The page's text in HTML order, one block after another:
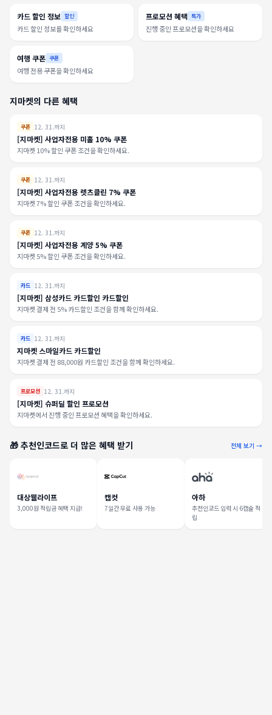
카드 할인 정보 할인
카드 할인 정보를 확인하세요
프로모션 혜택 특가
진행 중인 프로모션을 확인하세요
여행 쿠폰 쿠폰
여행 전용 쿠폰을 확인하세요
지마켓의 다른 혜택
쿠폰 12. 31.까지
[지마켓] 사업자전용 미홀 10% 쿠폰
지마켓 10% 할인 쿠폰 조건을 확인하세요.
쿠폰 12. 31.까지
[지마켓] 사업자전용 렛츠클린 7% 쿠폰
지마켓 7% 할인 쿠폰 조건을 확인하세요.
쿠폰 12. 31.까지
[지마켓] 사업자전용 계양 5% 쿠폰
지마켓 5% 할인 쿠폰 조건을 확인하세요.
카드 12. 31.까지
[지마켓] 삼성카드 카드할인 카드할인
지마켓 결제 전 5% 카드할인 조건을 함께 확인하세요.
카드 12. 31.까지
지마켓 스마일카드 카드할인
지마켓 결제 전 88,000원 카드할인 조건을 함께 확인하세요.
프로모션 12. 31.까지
[지마켓] 슈퍼딜 할인 프로모션
지마켓에서 진행 중인 프로모션 혜택을 확인하세요.
🎁 추천인코드로 더 많은 혜택 받기 전체 보기 →
대상웰라이프
3,000원 적립금 혜택 지급!
캡컷
7일간 무료 사용 가능
아하
추천인코드 입력 시 6캡슐 적
립